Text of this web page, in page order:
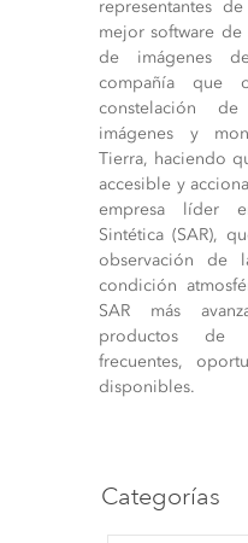
representantes
mejor software de
de imágenes
compañía que
constelación
imágenes y
Tierra, haciendo
accesible y
empresa líder
Sintética (SAR),
observación de
condición
SAR más
productos de
frecuentes,
disponibles.
Categorías